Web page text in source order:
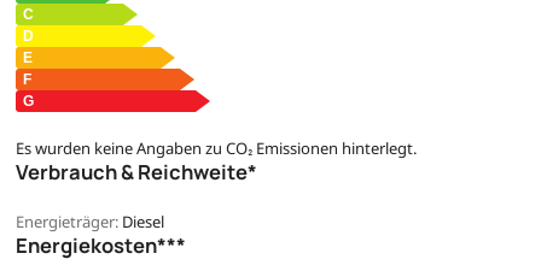
Es wurden keine Angaben zu CO₂ Emissionen hinterlegt.
Verbrauch & Reichweite*
Energieträger: Diesel
Energiekosten***